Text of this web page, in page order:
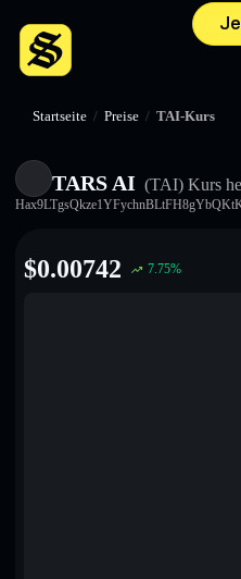
Startseite / Preise / TAI-Kurs
TARS AI (TAI) Kurs
$0.00742 7.75%